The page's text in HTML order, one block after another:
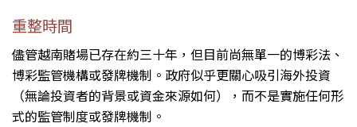
重整時間
儘管越南賭場已存在約三十年，但目前尚無單一的博彩法、
博彩監管機構或發牌機制。政府似乎更關心吸引海外投資
（無論投資者的背景或資金來源如何），而不是實施任何形
式的監管制度或發牌機制。